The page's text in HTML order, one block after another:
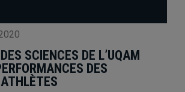
SCIENCES DE L’UQAM
DES